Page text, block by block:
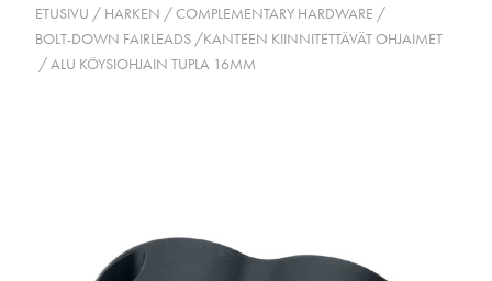
ETUSIVU / HARKEN /COMPLEMENTARY HARDWARE /
BOLT-DOWN FAIRLEADS /KANTEEN KIINNITETTÄVÄT OHJAIMET
/ ALU KÖYSIOHJAIN TUPLA 16MM